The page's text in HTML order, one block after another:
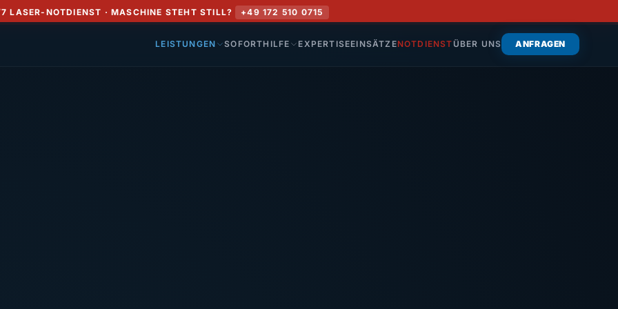
LASER-NOTDIENST · MASCHINE STEHT STILL? +49 172 510 0715
LEISTUNGEN SOFORTHILFE EXPERTISEEINSÄTZENOTDIENST ÜBER UNS ANFRAGEN